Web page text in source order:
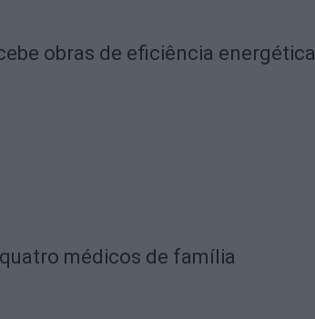
obras de eficiência energética
médicos de família